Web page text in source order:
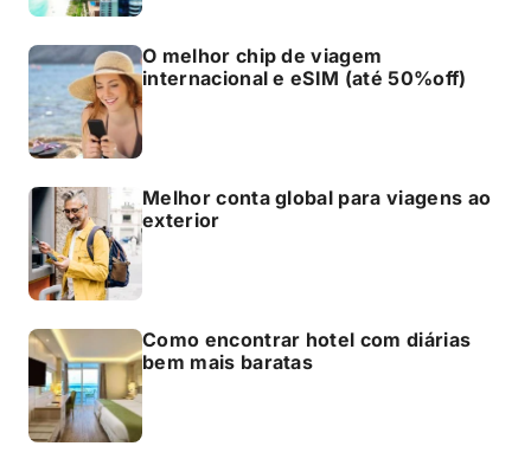
O melhor chip de viagem
internacional e eSIM (até 50%off)
Melhor conta global para viagens ao
exterior
Como encontrar hotel com diárias
bem mais baratas